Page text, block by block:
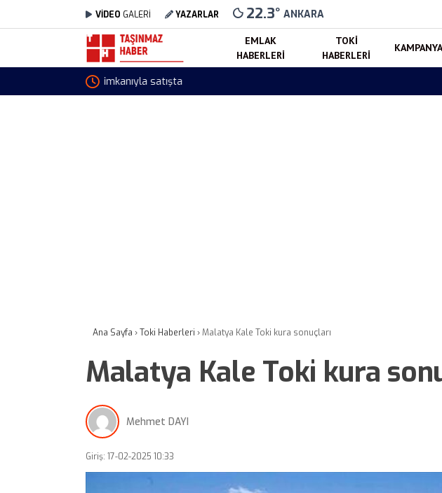
VİDEO GALERİ YAZARLAR 22.3° ANKARA
EMLAK
HABERLERI
TOKI
HABERLERI
Toki Trabzon Tonya Sosyal Konut Projesi Tamamlandı! 88 Konut Hak
Ana Sayfa ›Toki Haberleri ›Malatya Kale Toki kura sonuçları
Malatya Kale Toki kura
Mehmet DAYI
Giriş: 17-02-2025 10:33